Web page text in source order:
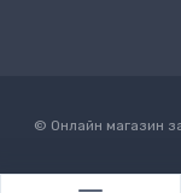
© Онлайн магазин